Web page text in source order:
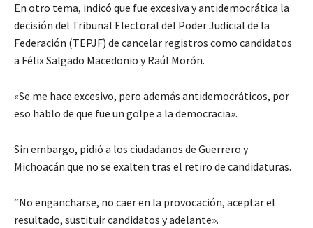
En otro tema, indicó que fue excesiva y antidemocrática la
decisión del Tribunal Electoral del Poder Judicial de la
Federación (TEPJF) de cancelar registros como candidatos
a Félix Salgado Macedonio y Raúl Morón.
«Se me hace excesivo, pero además antidemocráticos, por
eso hablo de que fue un golpe a la democracia».
Sin embargo, pidió a los ciudadanos de Guerrero y
Michoacán que no se exalten tras el retiro de candidaturas.
“No engancharse, no caer en la provocación, aceptar el
resultado, sustituir candidatos y adelante».